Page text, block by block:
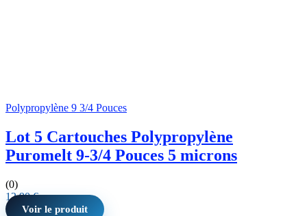
Polypropylène 9 3/4 Pouces
Lot 5 Cartouches Polypropylène
Puromelt 9-3/4 Pouces 5 microns
(0)
12,90€
Voir le produit